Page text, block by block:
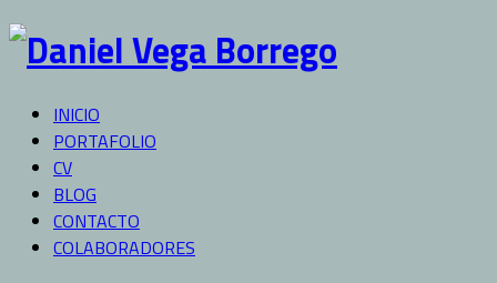
INICIO
PORTAFOLIO
CV
BLOG
CONTACTO
COLABORADORES